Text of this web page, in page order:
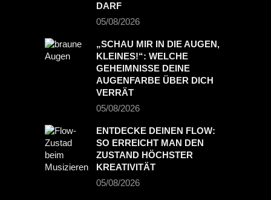
DARF
05/08/2026
„SCHAU MIR IN DIE AUGEN,
KLEINES!“: WELCHE
GEHEIMNISSE DEINE
AUGENFARBE ÜBER DICH
VERRÄT
05/08/2026
ENTDECKE DEINEN FLOW:
SO ERREICHT MAN DEN
ZUSTAND HÖCHSTER
KREATIVITÄT
05/08/2026